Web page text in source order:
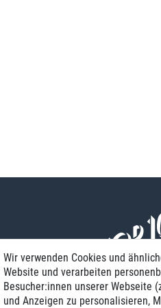
Wir verwenden Cookies und
Website und verarbeiten
Besucher:innen unserer Webseite
und Anzeigen zu personalisieren,